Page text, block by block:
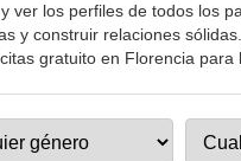
ver los perfiles de todos los
y construir relaciones
gratuito en Florencia para